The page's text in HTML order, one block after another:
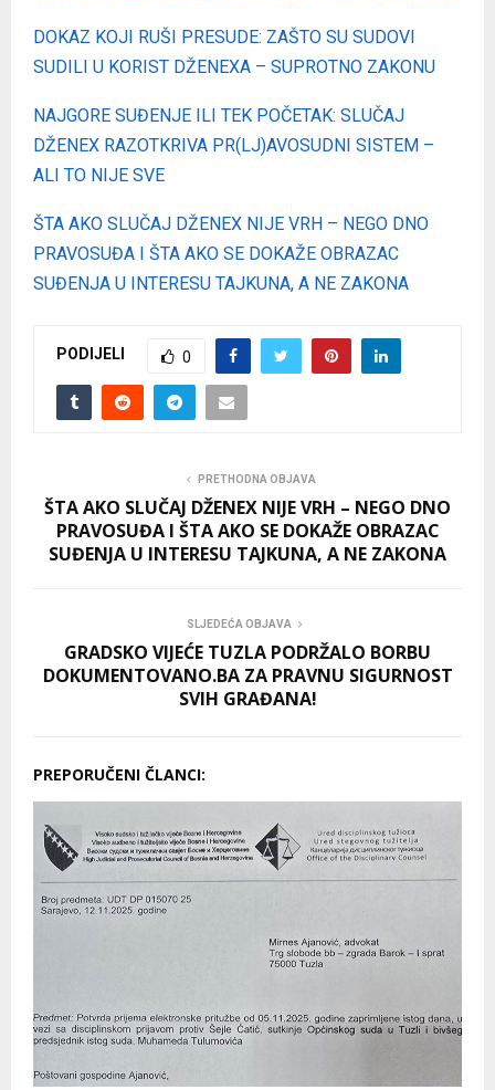
DOKAZ KOJI RUŠI PRESUDE: ZAŠTO SU SUDOVI
SUDILI U KORIST DŽENEXA – SUPROTNO ZAKONU
NAJGORE SUĐENJE ILI TEK POČETAK: SLUČAJ
DŽENEX RAZOTKRIVA PR(LJ)AVOSUDNI SISTEM –
ALI TO NIJE SVE
ŠTA AKO SLUČAJ DŽENEX NIJE VRH – NEGO DNO
PRAVOSUĐA I ŠTA AKO SE DOKAŽE OBRAZAC
SUĐENJA U INTERESU TAJKUNA, A NE ZAKONA
PODIJELI 0
PRETHODNA OBJAVA
ŠTA AKO SLUČAJ DŽENEX NIJE VRH – NEGO DNO
PRAVOSUĐA I ŠTA AKO SE DOKAŽE OBRAZAC
SUĐENJA U INTERESU TAJKUNA, A NE ZAKONA
SLJEDEĆA OBJAVA
GRADSKO VIJEĆE TUZLA PODRŽALO BORBU
DOKUMENTOVANO.BA ZA PRAVNU SIGURNOST
SVIH GRAĐANA!
PREPORUČENI ČLANCI: